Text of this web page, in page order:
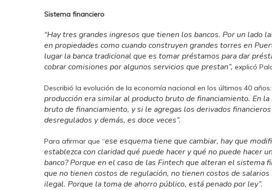
Sistema financiero
“Hay tres grandes ingresos que tienen los bancos. Por un lado
en propiedades como cuando construyen grandes torres en
lugar la banca tradicional que es tomar préstamos para dar
cobrar comisiones por algunos servicios que prestan”, explicó
Describió la evolución de la economía nacional en los últimos 40 años:
producción era similar al producto bruto de financiamiento. En
bruto de financiamiento, y si le agregas los derivados
desregulados y demás, es doce veces”.
Para afirmar que “ese esquema tiene que cambiar, hay que
establezca con claridad qué puede hacer y qué no puede hacer
banco? Porque en el caso de las Fintech que alteran el sistema
que no tienen costos de regulación, no tienen costos de
ilegal. Porque la toma de ahorro público, está penado por ley”.